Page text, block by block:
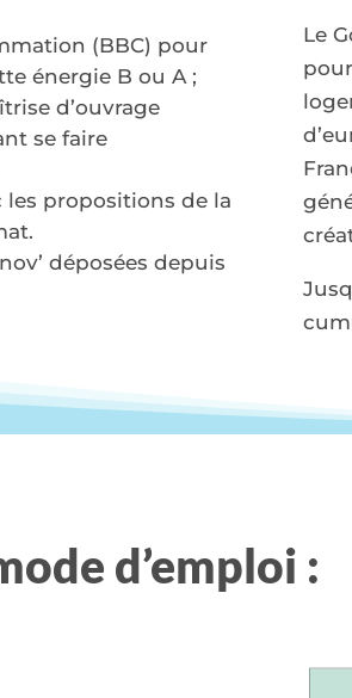
(BBC) pour
énergie B ou A ;
d’ouvrage
se faire
les propositions de la
déposées depuis
Le
d’emploi :